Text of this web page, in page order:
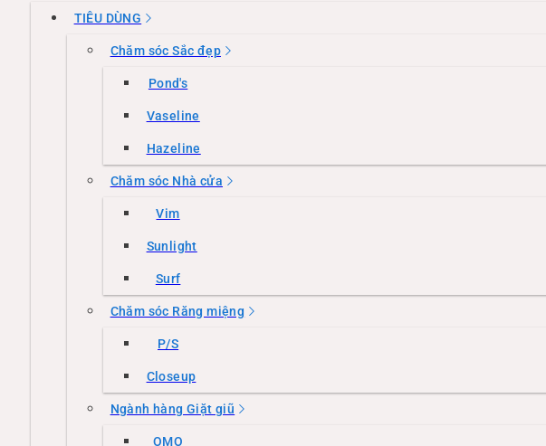
TIÊU DÙNG
Chăm sóc Sắc đẹp
Pond's
Vaseline
Hazeline
Chăm sóc Nhà cửa
Vim
Sunlight
Surf
Chăm sóc Răng miệng
P/S
Closeup
Ngành hàng Giặt giũ
OMO